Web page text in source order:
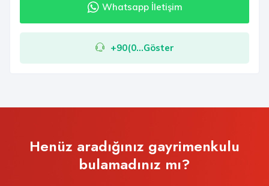
Whatsapp İletişim
+90(0...Göster
Henüz aradığınız gayrimenkulu
bulamadınız mı?